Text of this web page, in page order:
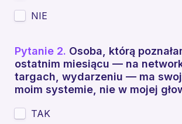
NIE
Pytanie 2. Osoba, którą
ostatnim miesiącu — na
targach, wydarzeniu — ma
moim systemie, nie w mojej
TAK